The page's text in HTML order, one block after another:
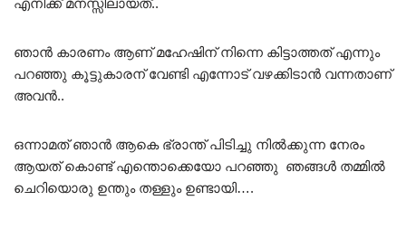
ഞാൻ കാരണം ആണ് മഹേഷിന് നിന്നെ കിട്ടാത്തത് എന്നും
പറഞ്ഞു കൂട്ടുകാരന് വേണ്ടി എന്നോട് വഴക്കിടാൻ വന്നതാണ്
അവൻ..
ഒന്നാമത് ഞാൻ ആകെ ഭ്രാന്ത് പിടിച്ചു നിൽക്കുന്ന നേരം
ആയത് കൊണ്ട് എന്തൊക്കെയോ പറഞ്ഞു ഞങ്ങൾ തമ്മിൽ
ചെറിയൊരു ഉന്തും തള്ളും ഉണ്ടായി….